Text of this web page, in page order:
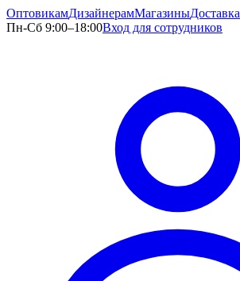
ОптовикамДизайнерамМагазиныДоставка
Пн-Сб 9:00–18:00Вход для сотрудников